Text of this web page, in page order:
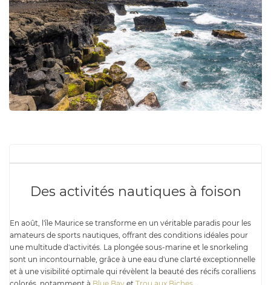
Des activités nautiques à foison
En août, l'île Maurice se transforme en un véritable paradis pour les
amateurs de sports nautiques, offrant des conditions idéales pour
une multitude d'activités. La plongée sous-marine et le snorkeling
sont un incontournable, grâce à une eau d'une clarté exceptionnelle
et à une visibilité optimale qui révèlent la beauté des récifs coralliens